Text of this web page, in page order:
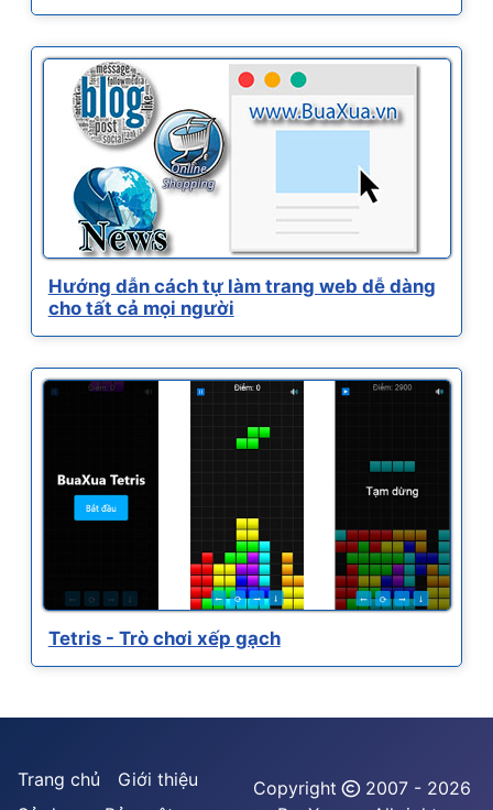
Hướng dẫn cách tự làm trang web dễ dàng
cho tất cả mọi người
Tetris - Trò chơi xếp gạch
Trang chủ
Giới thiệu
Copyright
2007 - 2026